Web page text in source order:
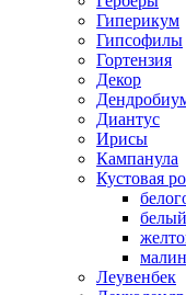
Гиперикум
Гипсофилы
Гортензия
Декор
Диантус
Ирисы
Кампанула
Кустовая
Леувенбек